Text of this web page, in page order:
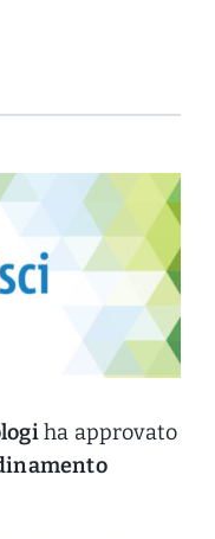
ha approvato